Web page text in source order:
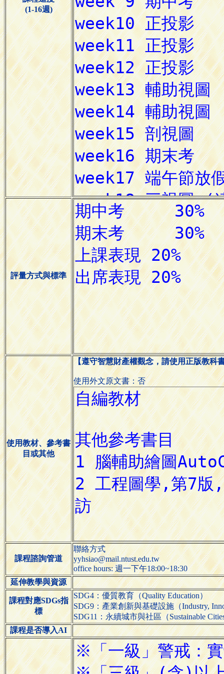
(1-16週)
評量方式與標準
使用教材、參考書
目或其他
【遵守智慧財產權觀念，請使用正版教科
使用外文原文書：否
課程諮詢管道
聯絡方式
yyhsiao@mail.ntust.edu.tw
office hours: 週一下午18:00~18:30
延伸教學與資源
課程對應SDGs指
標
SDG4：優質教育（Quality Education）
SDG9：產業創新與基礎設施（Industry,
SDG11：永續城市與社區（Sustainable
課程是否導入AI